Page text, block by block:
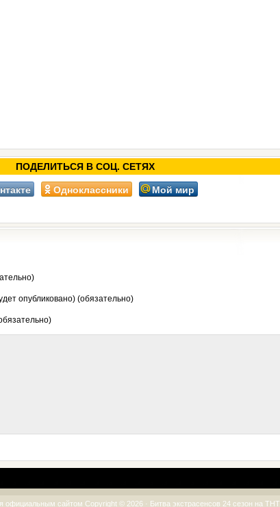
ПОДЕЛИТЬСЯ В СОЦ. СЕТЯХ
Одноклассники Мой мир
опубликовано) (обязательно)
официальным сайтом Copyright © 2026 · Битва экстрасенсов 24 сезон на ТНТ